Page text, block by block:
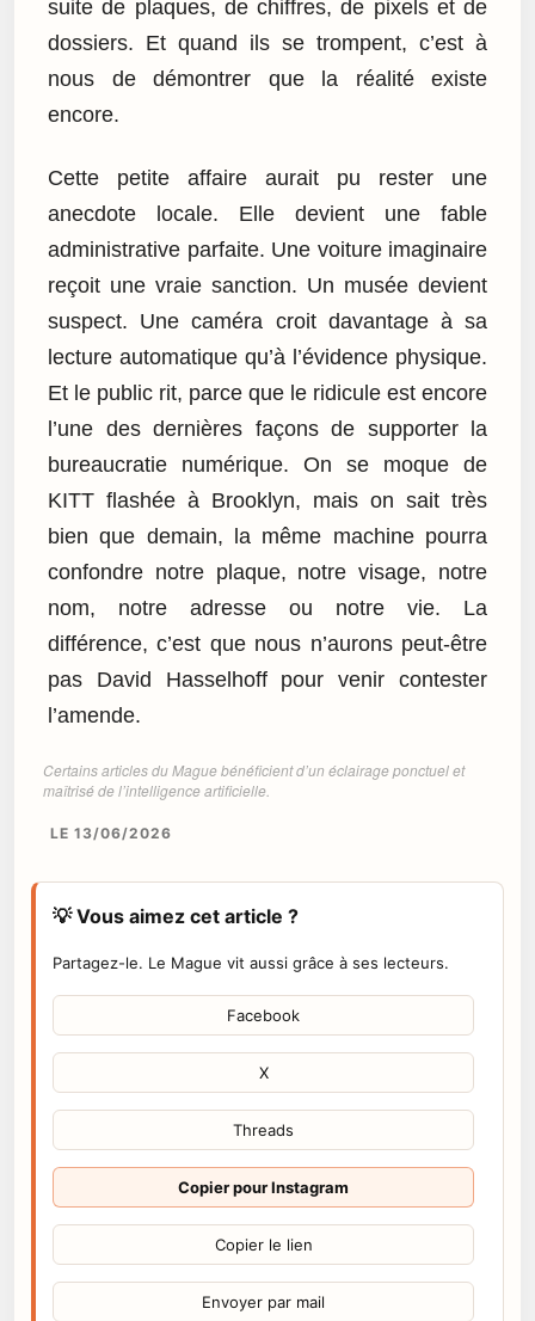
suite de plaques, de chiffres, de pixels et de
dossiers. Et quand ils se trompent, c’est à
nous de démontrer que la réalité existe
encore.
Cette petite affaire aurait pu rester une
anecdote locale. Elle devient une fable
administrative parfaite. Une voiture imaginaire
reçoit une vraie sanction. Un musée devient
suspect. Une caméra croit davantage à sa
lecture automatique qu’à l’évidence physique.
Et le public rit, parce que le ridicule est encore
l’une des dernières façons de supporter la
bureaucratie numérique. On se moque de
KITT flashée à Brooklyn, mais on sait très
bien que demain, la même machine pourra
confondre notre plaque, notre visage, notre
nom, notre adresse ou notre vie. La
différence, c’est que nous n’aurons peut-être
pas David Hasselhoff pour venir contester
l’amende.
Certains articles du Mague bénéficient d’un éclairage ponctuel et
maîtrisé de l’intelligence artificielle.
LE 13/06/2026
💡 Vous aimez cet article ?
Partagez-le. Le Mague vit aussi grâce à ses lecteurs.
Facebook
X
Threads
Copier pour Instagram
Copier le lien
Envoyer par mail